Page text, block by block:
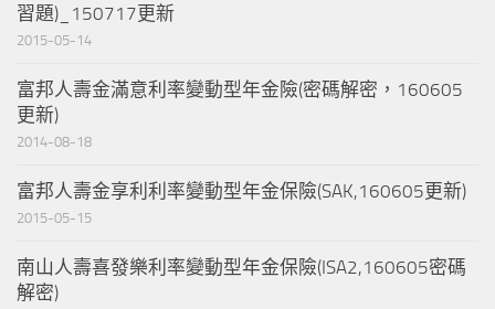
習題)_150717更新
2015-05-14
富邦人壽金滿意利率變動型年金險(密碼解密，160605
更新)
2014-08-18
富邦人壽金享利利率變動型年金保險(SAK,160605更新)
2015-05-15
南山人壽喜發樂利率變動型年金保險(ISA2,160605密碼
解密)